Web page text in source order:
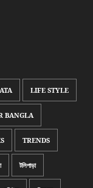
LIFE STYLE
BANGLA
TRENDS
টলিপাড়া